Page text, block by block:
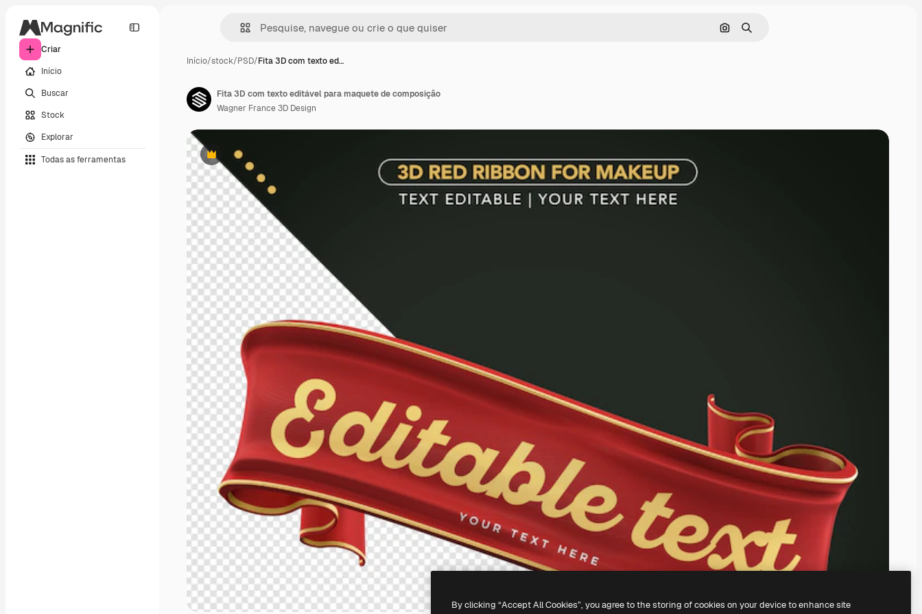
Criar
Início
Buscar
Stock
Explorar
Todas as ferramentas
Pesquisar por imagem
Buscar
Início/stock/PSD/Fita 3D com texto ed…
Premium
Fita 3D com texto editável para maquete de composição
Wagner France 3D Design
By clicking “Accept All Cookies”, you agree to the storing of cookies on your device to enhance site